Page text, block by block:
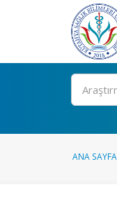
Ara
ANA SAYFA